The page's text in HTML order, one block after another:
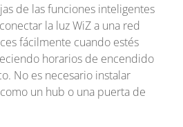
de las funciones inteligentes
la luz WiZ a una red
fácilmente cuando estés
horarios de encendido
No es necesario instalar
un hub o una puerta de